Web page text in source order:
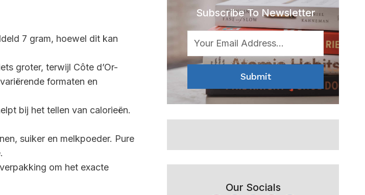
7 gram, hoewel dit kan
groter, terwijl Côte d’Or-
formaten en
bij het tellen van calorieën.
suiker en melkpoeder. Pure
om het exacte
Subscribe To Newsletter
Submit
Our Socials